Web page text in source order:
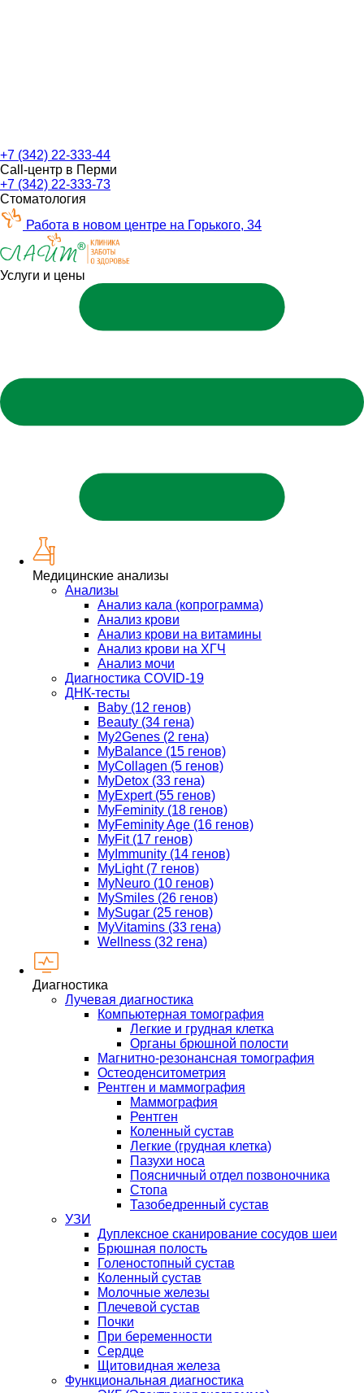
+7 (342) 22-333-44
Call-центр в Перми
+7 (342) 22-333-73
Стоматология
Работа в новом центре на Горького, 34
Услуги и цены
Медицинские анализы
Анализы
Анализ кала (копрограмма)
Анализ крови
Анализ крови на витамины
Анализ крови на ХГЧ
Анализ мочи
Диагностика COVID-19
ДНК-тесты
Baby (12 генов)
Beauty (34 гена)
My2Genes (2 гена)
MyBalance (15 генов)
MyCollagen (5 генов)
MyDetox (33 гена)
MyExpert (55 генов)
MyFeminity (18 генов)
MyFeminity Age (16 генов)
MyFit (17 генов)
MyImmunity (14 генов)
MyLight (7 генов)
MyNeuro (10 генов)
MySmiles (26 генов)
MySugar (25 генов)
MyVitamins (33 гена)
Wellness (32 гена)
Диагностика
Лучевая диагностика
Компьютерная томография
Легкие и грудная клетка
Органы брюшной полости
Магнитно-резонансная томография
Остеоденситометрия
Рентген и маммография
Маммография
Рентген
Коленный сустав
Легкие (грудная клетка)
Пазухи носа
Поясничный отдел позвоночника
Стопа
Тазобедренный сустав
УЗИ
Дуплексное сканирование сосудов шеи
Брюшная полость
Голеностопный сустав
Коленный сустав
Молочные железы
Плечевой сустав
Почки
При беременности
Сердце
Щитовидная железа
Функциональная диагностика